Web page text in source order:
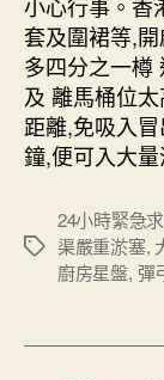
小心行事。香
套及圍裙等,
多四分之一樽
及 離馬桶位
距離,免吸入
鐘,便可入大
Tags
24小時緊急
渠嚴重淤塞,
廚房星盤, 彈